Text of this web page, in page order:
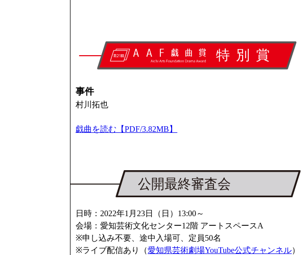
事件
村川拓也
戯曲を読む【PDF/3.82MB】
日時：2022年1月23日（日）13:00～
会場：愛知芸術文化センター12階 アートスペースA
※申し込み不要、途中入場可、定員50名
※ライブ配信あり（愛知県芸術劇場YouTube公式チャンネル）